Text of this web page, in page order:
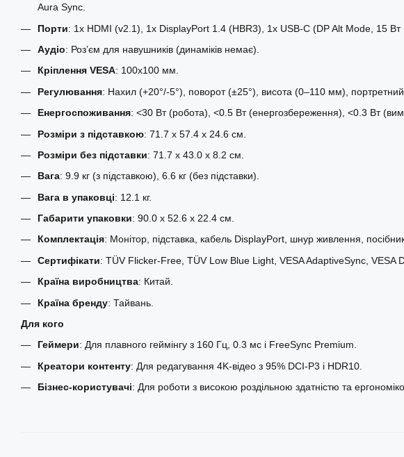
Aura Sync.
Порти: 1x HDMI (v2.1), 1x DisplayPort 1.4 (HBR3), 1x USB-C (DP Alt Mode, 15 Вт
Аудіо: Роз’єм для навушників (динаміків немає).
Кріплення VESA: 100x100 мм.
Регулювання: Нахил (+20°/-5°), поворот (±25°), висота (0–110 мм),
Енергоспоживання: <30 Вт (робота), <0.5 Вт (енергозбереження), <0.3 Вт
Розміри з підставкою: 71.7 x 57.4 x 24.6 см.
Розміри без підставки: 71.7 x 43.0 x 8.2 см.
Вага: 9.9 кг (з підставкою), 6.6 кг (без підставки).
Вага в упаковці: 12.1 кг.
Габарити упаковки: 90.0 x 52.6 x 22.4 см.
Комплектація: Монітор, підставка, кабель DisplayPort, шнур живлення,
Сертифікати: TÜV Flicker-Free, TÜV Low Blue Light, VESA AdaptiveSync,
Країна виробництва: Китай.
Країна бренду: Тайвань.
Для кого
Геймери: Для плавного геймінгу з 160 Гц, 0.3 мс і FreeSync Premium.
Креатори контенту: Для редагування 4K-відео з 95% DCI-P3 і HDR10.
Бізнес-користувачі: Для роботи з високою роздільною здатністю та